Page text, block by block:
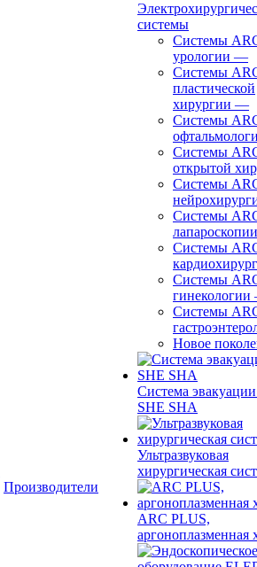
Производители
системы
Системы
урологии —
Системы
пластической
хирургии —
Системы
Системы
открытой
Системы
Системы
лапароскопии
Системы
Системы
гинекологии
Системы
Новое
Система
SHE SHA
Ультразвуковая
хирургическая
ARC PLUS,
аргоноплазменная